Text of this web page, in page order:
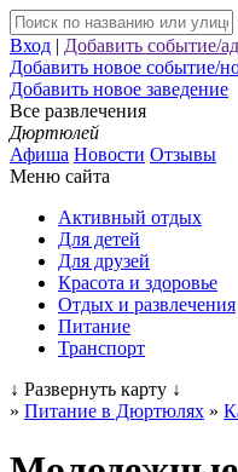
Вход | Добавить событие/
Добавить новое событие/
Добавить новое заведение
Все развлечения
Дюртюлей
Афиша Новости Отзывы
Меню сайта
Активный отдых
Для детей
Для друзей
Красота и здоровье
Отдых и развлечения
Питание
Транспорт
↓ Развернуть карту ↓
» Питание в Дюртюлях »